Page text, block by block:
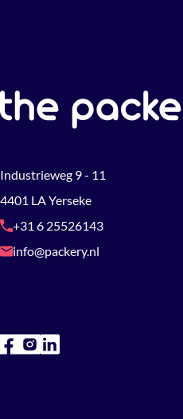
Industrieweg 9 - 11
4401 LA Yerseke
+31 6 25526143
info@packery.nl